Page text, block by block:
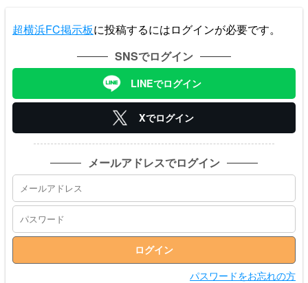
超横浜FC掲示板に投稿するにはログインが必要です。
SNSでログイン
LINEでログイン
Xでログイン
メールアドレスでログイン
パスワードをお忘れの方